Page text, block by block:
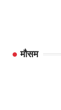
मौसम